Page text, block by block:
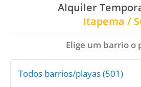
Alquiler
Itapema /
Elige um barrio o
Todos barrios/playas (501)